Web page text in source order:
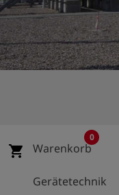
account_circle Anmelden
shieldRegistrierung
shopping_cart Warenkorb
0
Gerätetechnik